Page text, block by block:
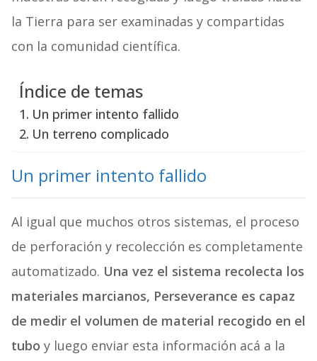
la Tierra para ser examinadas y compartidas
con la comunidad científica.
Índice de temas
Un primer intento fallido
Un terreno complicado
Un primer intento fallido
Al igual que muchos otros sistemas, el proceso
de perforación y recolección es completamente
automatizado. Una vez el sistema recolecta los
materiales marcianos, Perseverance es capaz
de medir el volumen de material recogido en el
tubo y luego enviar esta información acá a la